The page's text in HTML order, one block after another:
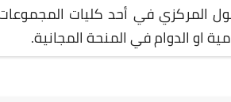
المركزي في أحد كليات
او الدوام في المنحة المجانية.